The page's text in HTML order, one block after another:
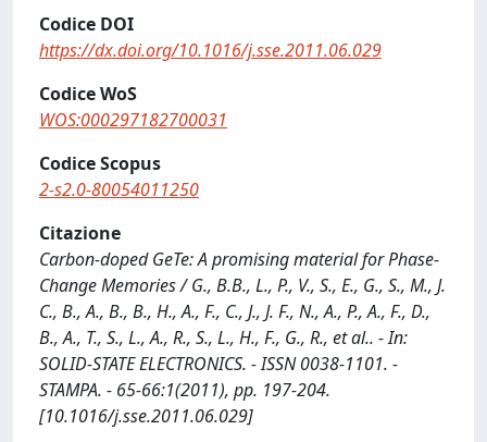
Codice DOI
https://dx.doi.org/10.1016/j.sse.2011.06.029
Codice WoS
WOS:000297182700031
Codice Scopus
2-s2.0-80054011250
Citazione
Carbon-doped GeTe: A promising material for Phase-
Change Memories / G., B.B., L., P., V., S., E., G., S., M., J.
C., B., A., B., B., H., A., F., C., J., J. F., N., A., P., A., F., D.,
B., A., T., S., L., A., R., S., L., H., F., G., R., et al.. - In:
SOLID-STATE ELECTRONICS. - ISSN 0038-1101. -
STAMPA. - 65-66:1(2011), pp. 197-204.
[10.1016/j.sse.2011.06.029]